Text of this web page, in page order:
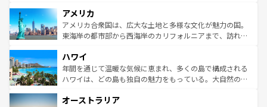
ンツ一覧を参照してほしい。
の建物がそのまま残る町や、スイスならではのユニークな
博物館もあり、アルプス観光だけでなく町歩きも満喫する
ことができる。国民の所得が高いため物価も高いが、旅行
ば市内交通費無料で観光を楽しむこともできる。 なお、新
着のスイス情報はコンテンツ一覧 を参照してほしい。
アメリカ
アメリカ合衆国は、広大な土地と多様な文化が魅力の国。
東海岸の都市部から西海岸のカリフォルニアまで、訪れる
のような巨大都市は、観光、ショッピング、エンターテイ
ンメントが詰まった刺激的なスポットだ。一方、アメリカ
西部には大自然が広がり、グランドキャニオンやイエロー
部のニューオーリンズでは、音楽と美食が融合した独特の
ハワイ
年間を通じて温暖な気候に恵まれ、多くの島で構成される
ハワイは、どの島も独自の魅力をもっている。大自然の神
ワイ島は見逃せない。また、定番の観光地といえばオアフ
オーストラリア